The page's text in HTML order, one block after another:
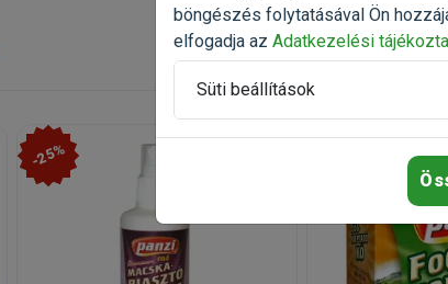
-25%
böngészés folytatásával Ön
elfogadja az Adatkezelési
Süti beállítások